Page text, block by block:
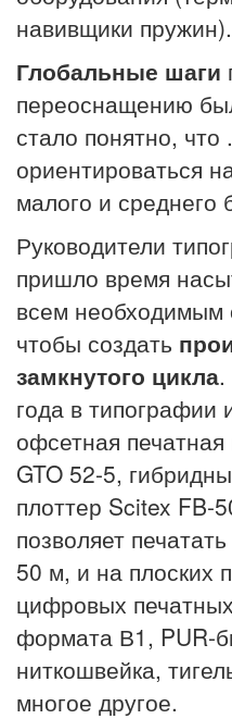
навивщики пружин).
Глобальные шаги
переоснащению
стало понятно, что
ориентироваться
малого и среднего
Руководители
пришло время
всем необходимым
чтобы создать
замкнутого цикла.
года в типографии
офсетная
GTO 52-5,
плоттер Scitex FB-
позволяет
50 м, и на плоских
цифровых
формата В1, PUR-
ниткошвейка,
многое другое.